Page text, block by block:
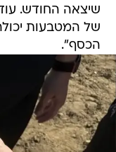
שיצאה החודש.
של המטבעות
הכסף".